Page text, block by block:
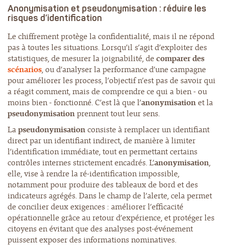
Anonymisation et pseudonymisation : réduire les
risques d’identification
Le chiffrement protège la confidentialité, mais il ne répond
pas à toutes les situations. Lorsqu’il s’agit d’exploiter des
statistiques, de mesurer la joignabilité, decomparer des
scénarios, ou d’analyser la performance d’une campagne
pour améliorer les process, l’objectif n’est pas de savoir qui
a réagit comment, mais de comprendre ce qui a bien - ou
moins bien - fonctionné. C’est là que l’anonymisationet la
pseudonymisationprennent tout leur sens.
Lapseudonymisationconsiste à remplacer un identifiant
direct par un identifiant indirect, de manière à limiter
l’identification immédiate, tout en permettant certains
contrôles internes strictement encadrés. L’anonymisation,
elle, vise à rendre la ré-identification impossible,
notamment pour produire des tableaux de bord et des
indicateurs agrégés. Dans le champ de l’alerte, cela permet
de concilier deux exigences : améliorer l’efficacité
opérationnelle grâce au retour d’expérience, et protéger les
citoyens en évitant que des analyses post-événement
puissent exposer des informations nominatives.